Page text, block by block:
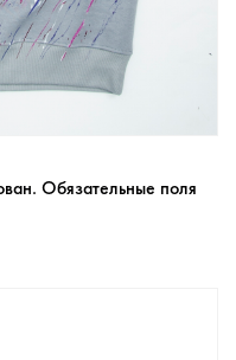
Обязательные поля